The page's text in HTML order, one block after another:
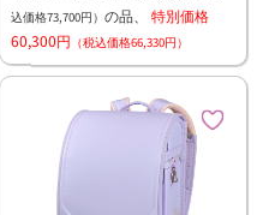
込価格73,700円） の品、 特別価格
60,300円 （税込価格66,330円）